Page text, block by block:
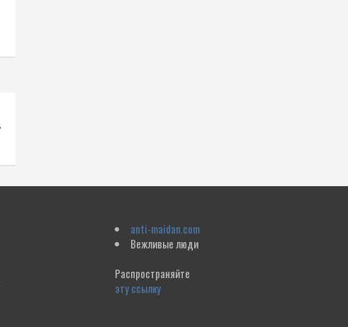
anti-maidan.com
Вежливые люди
Распространяйте
эту ссылку